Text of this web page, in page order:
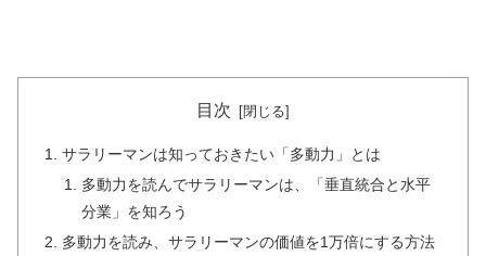
目次
サラリーマンは知っておきたい「多動力」とは
多動力を読んでサラリーマンは、「垂直統合と水平
分業」を知ろう
多動力を読み、サラリーマンの価値を1万倍にする方法